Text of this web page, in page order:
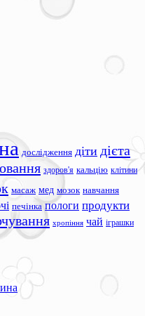
дослідження діти дієта
здоров'я кальцію клітини
масаж мед мозок навчання
печінка пологи продукти
хропіння чай іграшки